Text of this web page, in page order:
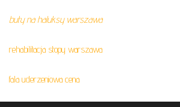
buty na haluksy warszawa
rehabilitacja stopy warszawa
fala uderzeniowa cena